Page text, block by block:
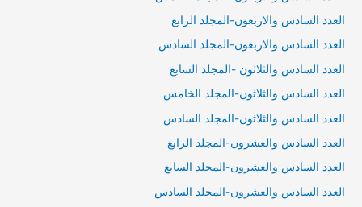
العدد السادس والاربعون-المجلد الرابع
العدد السادس والاربعون-المجلد السادس
العدد السادس والثلاثون -المجلد السابع
العدد السادس والثلاثون-المجلد الخامس
العدد السادس والثلاثون-المجلد السادس
العدد السادس والعشرون-المجلد الرابع
العدد السادس والعشرون-المجلد السابع
العدد السادس والعشرون-المجلد السادس